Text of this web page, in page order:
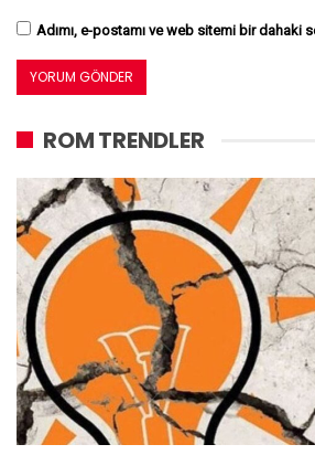
Adımı, e-postamı ve web sitemi bir dahaki
ROM TRENDLER